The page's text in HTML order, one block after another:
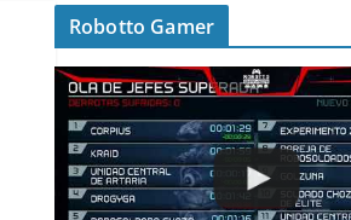
Robotto Gamer